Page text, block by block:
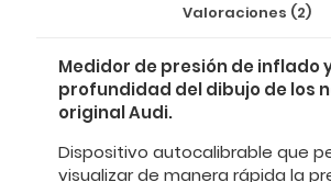
Valoraciones (2)
Medidor de presión de inflado
profundidad del dibujo de los
original Audi.
Dispositivo autocalibrable que
visualizar de manera rápida la